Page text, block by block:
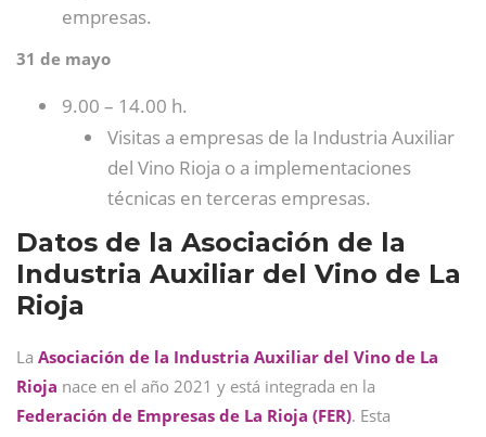
empresas.
31 de mayo
9.00 – 14.00 h.
Visitas a empresas de la Industria Auxiliar
del Vino Rioja o a implementaciones
técnicas en terceras empresas.
Datos de la Asociación de la
Industria Auxiliar del Vino de La
Rioja
La Asociación de la Industria Auxiliar del Vino de La
Rioja nace en el año 2021 y está integrada en la
Federación de Empresas de La Rioja (FER). Esta